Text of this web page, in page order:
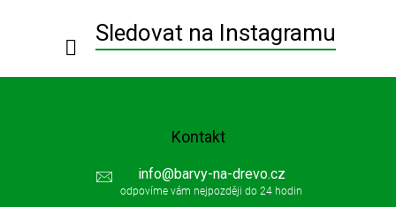
Sledovat na Instagramu
Kontakt
info@barvy-na-drevo.cz